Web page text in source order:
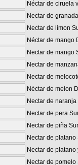
Néctar de ciruela
Nectar de
Nectar de limon
Néctar de mango
Nectar de mango
Nectar de
Nectar de
Néctar de melon
Nectar de
Nectar de pera
Nectar de piña
Nectar de platano
Nectar de
Nectar de pomelo